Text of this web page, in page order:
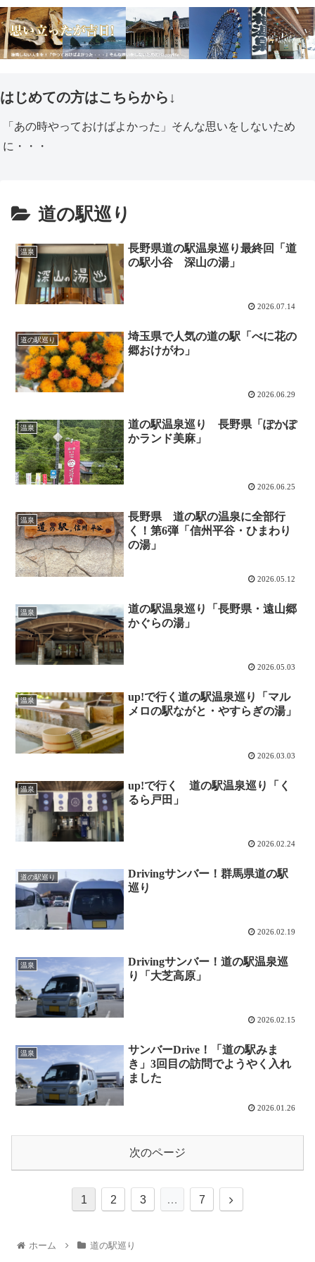
はじめての方はこちらから↓
「あの時やっておけばよかった」そんな思いをしないため
に・・・
道の駅巡り
温泉
長野県道の駅温泉巡り最終回「道
の駅小谷 深山の湯」
2026.07.14
道の駅巡り
埼玉県で人気の道の駅「べに花の
郷おけがわ」
2026.06.29
温泉
道の駅温泉巡り 長野県「ぽかぽ
かランド美麻」
2026.06.25
温泉
長野県 道の駅の温泉に全部行
く！第6弾「信州平谷・ひまわり
の湯」
2026.05.12
温泉
道の駅温泉巡り「長野県・遠山郷
かぐらの湯」
2026.05.03
温泉
up!で行く道の駅温泉巡り「マル
メロの駅ながと・やすらぎの湯」
2026.03.03
温泉
up!で行く 道の駅温泉巡り「く
るら戸田」
2026.02.24
道の駅巡り
Drivingサンバー！群馬県道の駅
巡り
2026.02.19
温泉
Drivingサンバー！道の駅温泉巡
り「大芝高原」
2026.02.15
温泉
サンバーDrive！「道の駅みま
き」3回目の訪問でようやく入れ
ました
2026.01.26
次のページ
1 2 3 … 7
ホーム 道の駅巡り